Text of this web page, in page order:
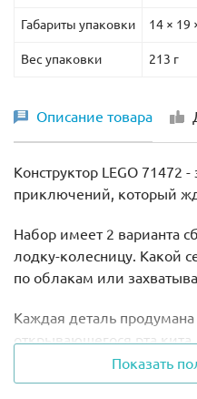
Габариты упаковки 14 × 19
Вес упаковки 213 г
Описание товара
Конструктор LEGO 71472
приключений, который
Набор имеет 2 варианта
лодку-колесницу. Какой
по облакам или
Каждая деталь
открывающегося рта
мелкие предметы, до
которые добавят
Показать